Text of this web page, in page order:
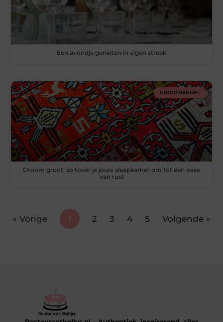
Een avondje genieten in eigen streek
GROOTHANDEL
Droom groot: zo tover je jouw slaapkamer om tot een oase
van rust
« Vorige 1 2 3 4 5 Volgende »